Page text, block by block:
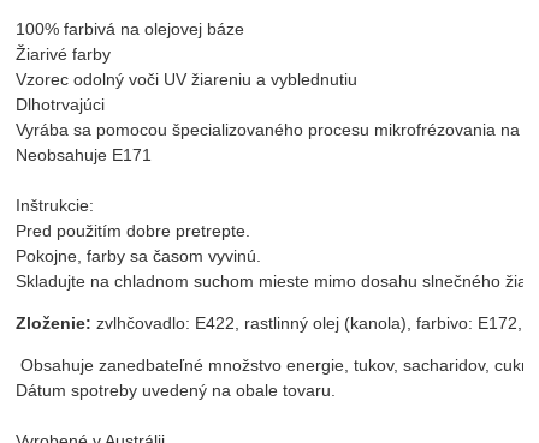
100% farbivá na olejovej báze
Žiarivé farby
Vzorec odolný voči UV žiareniu a vyblednutiu
Dlhotrvajúci
Vyrába sa pomocou špecializovaného procesu mikrofrézovania na
Neobsahuje E171
Inštrukcie:
Pred použitím dobre pretrepte.
Pokojne, farby sa časom vyvinú.
Skladujte na chladnom suchom mieste mimo dosahu slnečného
Zloženie: zvlhčovadlo: E422, rastlinný olej (kanola), farbivo: E172,
Obsahuje zanedbateľné množstvo energie, tukov, sacharidov,
Dátum spotreby uvedený na obale tovaru.